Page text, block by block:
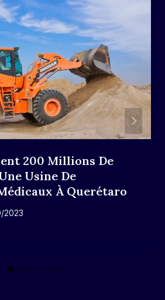
200 Millions De
Usine De
À Querétaro
2023